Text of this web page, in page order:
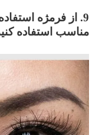
9. از فرمژه
مناسب استفاده